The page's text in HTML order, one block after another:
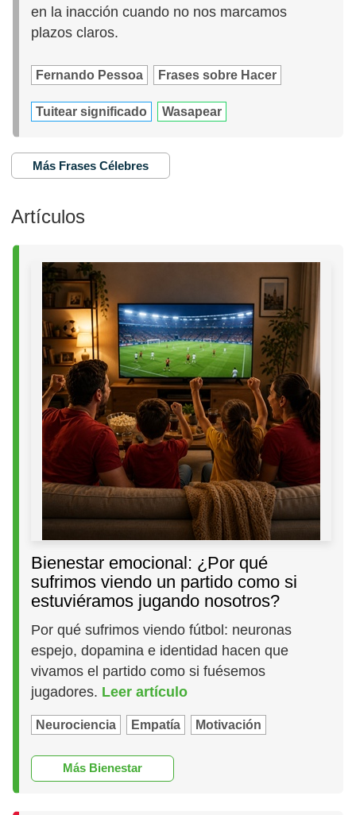
en la inacción cuando no nos marcamos
plazos claros.
Fernando Pessoa Frases sobre Hacer
Tuitear significado Wasapear
Más Frases Célebres
Artículos
Bienestar emocional: ¿Por qué
sufrimos viendo un partido como si
estuviéramos jugando nosotros?
Por qué sufrimos viendo fútbol: neuronas
espejo, dopamina e identidad hacen que
vivamos el partido como si fuésemos
jugadores. Leer artículo
Neurociencia Empatía Motivación
Más Bienestar